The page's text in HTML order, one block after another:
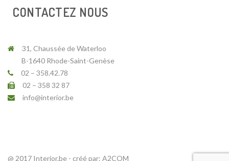
CONTACTEZ NOUS
31, Chaussée de Waterloo
B-1640 Rhode-Saint-Genèse
02 – 358.42.78
02 – 358 32 87
info@interior.be
@ 2017 Interior.be - créé par: A2COM